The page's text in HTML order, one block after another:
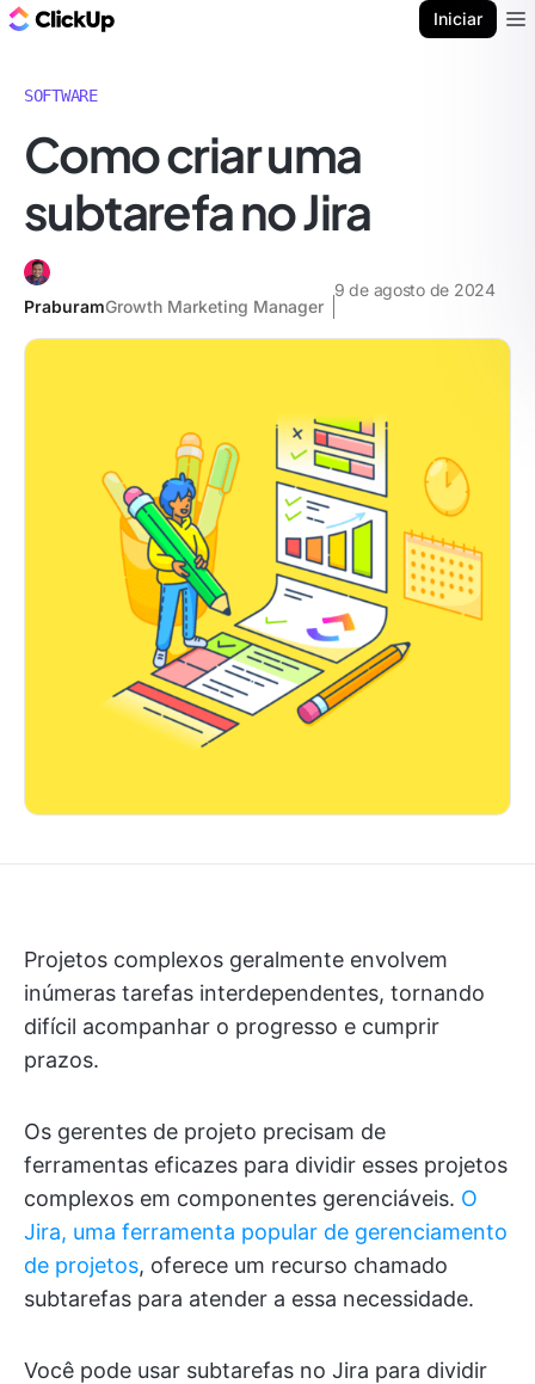
Iniciar
SOFTWARE
Como criar uma
subtarefa no Jira
PraburamGrowth Marketing Manager
9 de agosto de 2024
Projetos complexos geralmente envolvem
inúmeras tarefas interdependentes, tornando
difícil acompanhar o progresso e cumprir
prazos.
Os gerentes de projeto precisam de
ferramentas eficazes para dividir esses projetos
complexos em componentes gerenciáveis. O
Jira, uma ferramenta popular de gerenciamento
de projetos, oferece um recurso chamado
subtarefas para atender a essa necessidade.
Você pode usar subtarefas no Jira para dividir